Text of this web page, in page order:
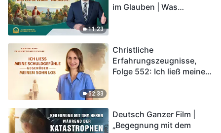
11:23
im Glauben | Was
52:33
Christliche
Erfahrungszeugnisse,
Folge 552: Ich ließ meine
Deutsch Ganzer Film |
„Begegnung mit dem